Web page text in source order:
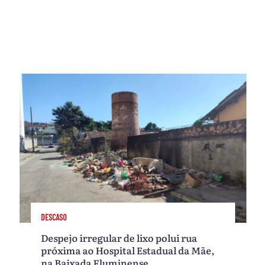
DESCASO
Despejo irregular de lixo polui rua
próxima ao Hospital Estadual da Mãe,